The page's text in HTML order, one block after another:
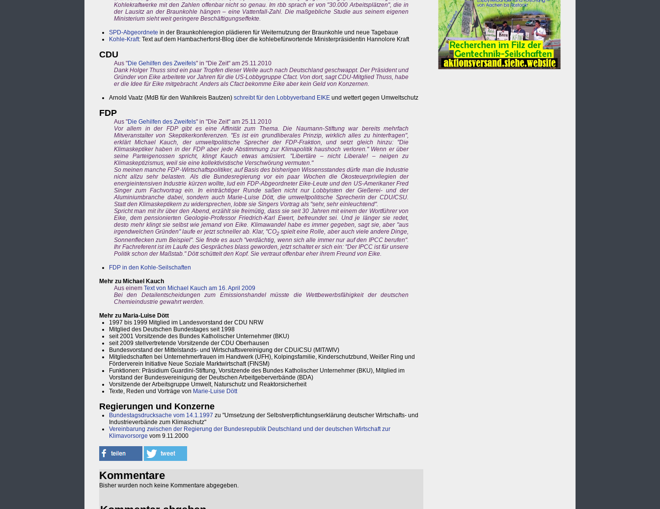
Kohlekraftwerke mit den Zahlen offenbar nicht so genau. Im rbb sprach er von "30.000 Arbeitsplätzen", die in
der Lausitz an der Braunkohle hängen – eine Vattenfall-Zahl. Die maßgebliche Studie aus seinem eigenen
Ministerium sieht weit geringere Beschäftigungseffekte.
SPD-Abgeordnete in der Braunkohleregion plädieren für Weiternutzung der Braunkohle und neue Tagebaue
Kohle-Kraft: Text auf dem Hambacherforst-Blog über die kohlebefürwortende Ministerpräsidentin Hannolore Kraft
CDU
Aus "Die Gehilfen des Zweifels" in "Die Zeit" am 25.11.2010
Dank Holger Thuss sind ein paar Tropfen dieser Welle auch nach Deutschland geschwappt. Der Präsident und
Gründer von Eike arbeitete vor Jahren für die US-Lobbygruppe Cfact. Von dort, sagt CDU-Mitglied Thuss, habe
er die Idee für Eike mitgebracht. Anders als Cfact bekomme Eike aber kein Geld von Konzernen.
Arnold Vaatz (MdB für den Wahlkreis Bautzen) schreibt für den Lobbyverband EIKE und wettert gegen Umweltschutz
FDP
Aus "Die Gehilfen des Zweifels" in "Die Zeit" am 25.11.2010
Vor allem in der FDP gibt es eine Affinität zum Thema. Die Naumann-Stiftung war bereits mehrfach
Mitveranstalter von Skeptikerkonferenzen. "Es ist ein grundliberales Prinzip, wirklich alles zu hinterfragen",
erklärt Michael Kauch, der umweltpolitische Sprecher der FDP-Fraktion, und setzt gleich hinzu: "Die
Klimaskeptiker haben in der FDP aber jede Abstimmung zur Klimapolitik haushoch verloren." Wenn er über
seine Parteigenossen spricht, klingt Kauch etwas amüsiert. "Libertäre – nicht Liberale! – neigen zu
Klimaskeptizismus, weil sie eine kollektivistische Verschwörung vermuten."
So meinen manche FDP-Wirtschaftspolitiker, auf Basis des bisherigen Wissensstandes dürfe man die Industrie
nicht allzu sehr belasten. Als die Bundesregierung vor ein paar Wochen die Ökosteuerprivilegien der
energieintensiven Industrie kürzen wollte, lud ein FDP-Abgeordneter Eike-Leute und den US-Amerikaner Fred
Singer zum Fachvortrag ein. In einträchtiger Runde saßen nicht nur Lobbyisten der Gießerei- und der
Aluminiumbranche dabei, sondern auch Marie-Luise Dött, die umweltpolitische Sprecherin der CDU/CSU.
Statt den Klimaskeptikern zu widersprechen, lobte sie Singers Vortrag als "sehr, sehr einleuchtend".
Spricht man mit ihr über den Abend, erzählt sie freimütig, dass sie seit 30 Jahren mit einem der Wortführer von
Eike, dem pensionierten Geologie-Professor Friedrich-Karl Ewert, befreundet sei. Und je länger sie redet,
desto mehr klingt sie selbst wie jemand von Eike. Klimawandel habe es immer gegeben, sagt sie, aber "aus
irgendwelchen Gründen" laufe er jetzt schneller ab. Klar, "CO2 spielt eine Rolle, aber auch viele andere Dinge,
Sonnenflecken zum Beispiel". Sie finde es auch "verdächtig, wenn sich alle immer nur auf den IPCC berufen".
Ihr Fachreferent ist im Laufe des Gespräches blass geworden, jetzt schaltet er sich ein: "Der IPCC ist für unsere
Politik schon der Maßstab." Dött schüttelt den Kopf. Sie vertraut offenbar eher ihrem Freund von Eike.
FDP in den Kohle-Seilschaften
Mehr zu Michael Kauch
Aus einem Text von Michael Kauch am 16. April 2009
Bei den Detailentscheidungen zum Emissionshandel müsste die Wettbewerbsfähigkeit der deutschen
Chemieindustrie gewahrt werden.
Mehr zu Maria-Luise Dött
1997 bis 1999 Mitglied im Landesvorstand der CDU NRW
Mitglied des Deutschen Bundestages seit 1998
seit 2001 Vorsitzende des Bundes Katholischer Unternehmer (BKU)
seit 2009 stellvertretende Vorsitzende der CDU Oberhausen
Bundesvorstand der Mittelstands- und Wirtschaftsvereinigung der CDU/CSU (MIT/WIV)
Mitgliedschaften bei Unternehmerfrauen im Handwerk (UFH), Kolpingsfamilie, Kinderschutzbund, Weißer Ring und
Förderverein Initiative Neue Soziale Marktwirtschaft (FINSM)
Funktionen: Präsidium Guardini-Stiftung, Vorsitzende des Bundes Katholischer Unternehmer (BKU), Mitglied im
Vorstand der Bundesvereinigung der Deutschen Arbeitgeberverbände (BDA)
Vorsitzende der Arbeitsgruppe Umwelt, Naturschutz und Reaktorsicherheit
Texte, Reden und Vorträge von Marie-Luise Dött
Regierungen und Konzerne
Bundestagsdrucksache vom 14.1.1997 zu "Umsetzung der Selbstverpflichtungserklärung deutscher Wirtschafts- und
Industrieverbände zum Klimaschutz"
Vereinbarung zwischen der Regierung der Bundesrepublik Deutschland und der deutschen Wirtschaft zur
Klimavorsorge vom 9.11.2000
Kommentare
Bisher wurden noch keine Kommentare abgegeben.